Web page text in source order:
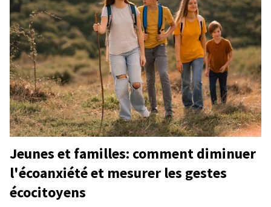
Jeunes et familles: comment diminuer
l'écoanxiété et mesurer les gestes
écocitoyens